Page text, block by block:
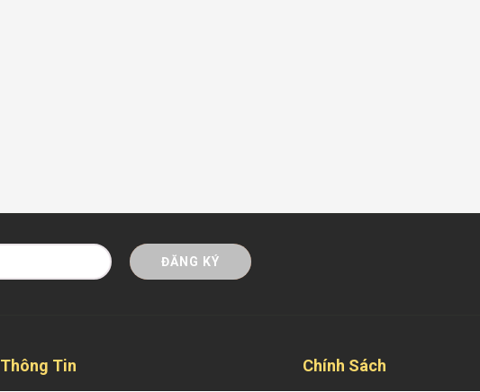
ĐĂNG KÝ
Thông Tin Chính Sách